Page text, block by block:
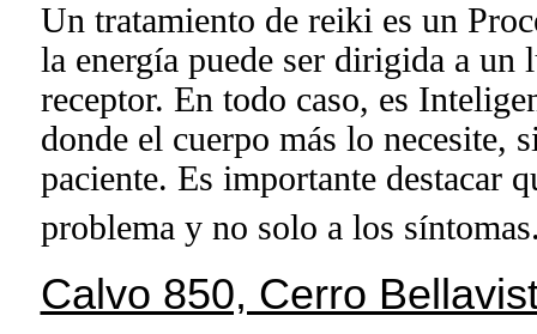
Un tratamiento de reiki es un
la energía puede ser dirigida a
receptor. En todo caso, es
donde el cuerpo más lo necesite,
paciente. Es importante destacar
problema y no solo a los
Calvo 850, Cerro